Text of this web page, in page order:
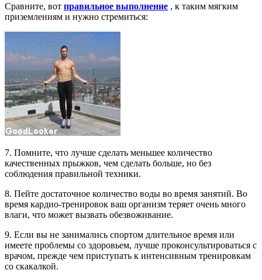
Сравните, вот правильное выполнение , к таким мягким
приземлениям и нужно стремиться:
7. Помните, что лучше сделать меньшее количество
качественных прыжков, чем сделать больше, но без
соблюдения правильной техники.
8. Пейте достаточное количество воды во время занятий. Во
время кардио-тренировок ваш организм теряет очень много
влаги, что может вызвать обезвоживание.
9. Если вы не занимались спортом длительное время или
имеете проблемы со здоровьем, лучше проконсультироваться с
врачом, прежде чем приступать к интенсивным тренировкам
со скакалкой.